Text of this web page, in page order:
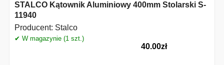
STALCO Kątownik Aluminiowy 400mm Stolarski S-
11940
Producent: Stalco
✔ W magazynie (1 szt.)
40.00zł